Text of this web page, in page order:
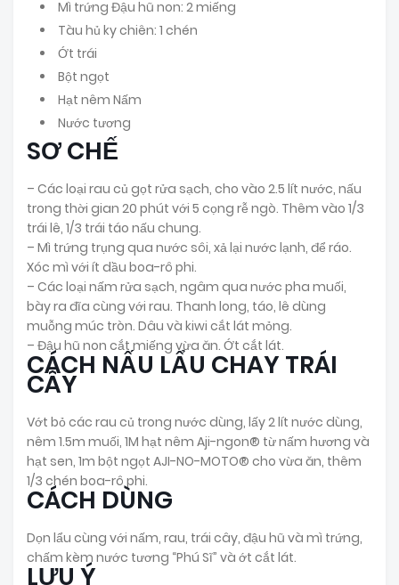
Mì trứng Đậu hũ non: 2 miếng
Tàu hủ ky chiên: 1 chén
Ớt trái
Bột ngọt
Hạt nêm Nấm
Nước tương
SƠ CHẾ
– Các loại rau củ gọt rửa sạch, cho vào 2.5 lít nước, nấu
trong thời gian 20 phút với 5 cọng rễ ngò. Thêm vào 1/3
trái lê, 1/3 trái táo nấu chung.
– Mì trứng trụng qua nước sôi, xả lại nước lạnh, để ráo.
Xóc mì với ít dầu boa-rô phi.
– Các loại nấm rửa sạch, ngâm qua nước pha muối,
bày ra đĩa cùng với rau. Thanh long, táo, lê dùng
muỗng múc tròn. Dâu và kiwi cắt lát mỏng.
– Đậu hũ non cắt miếng vừa ăn. Ớt cắt lát.
CÁCH NẤU LẨU CHAY TRÁI
CÂY
Vớt bỏ các rau củ trong nước dùng, lấy 2 lít nước dùng,
nêm 1.5m muối, 1M hạt nêm Aji-ngon® từ nấm hương và
hạt sen, 1m bột ngọt AJI-NO-MOTO® cho vừa ăn, thêm
1/3 chén boa-rô phi.
CÁCH DÙNG
Dọn lẩu cùng với nấm, rau, trái cây, đậu hũ và mì trứng,
chấm kèm nước tương “Phú Sĩ” và ớt cắt lát.
LƯU Ý